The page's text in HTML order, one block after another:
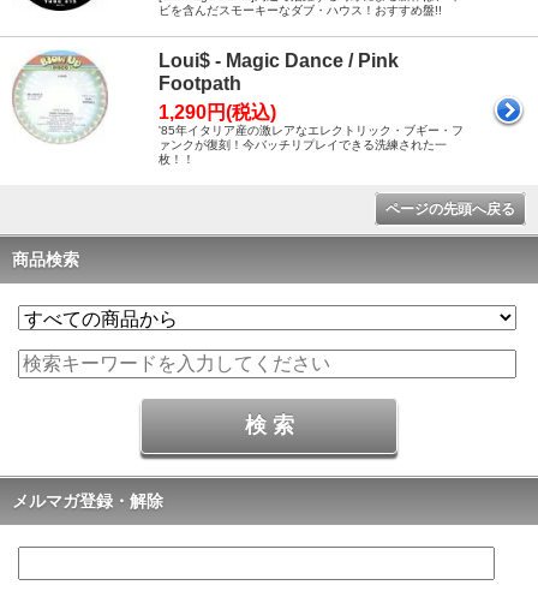
ビを含んだスモーキーなダブ・ハウス！おすすめ盤!!
Loui$ - Magic Dance / Pink
Footpath
1,290円(税込)
'85年イタリア産の激レアなエレクトリック・ブギー・フ
ァンクが復刻！今バッチリプレイできる洗練された一
枚！！
ページの先頭へ戻る
商品検索
メルマガ登録・解除